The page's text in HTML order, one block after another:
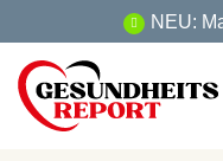
Inhalt
springen
NEU: